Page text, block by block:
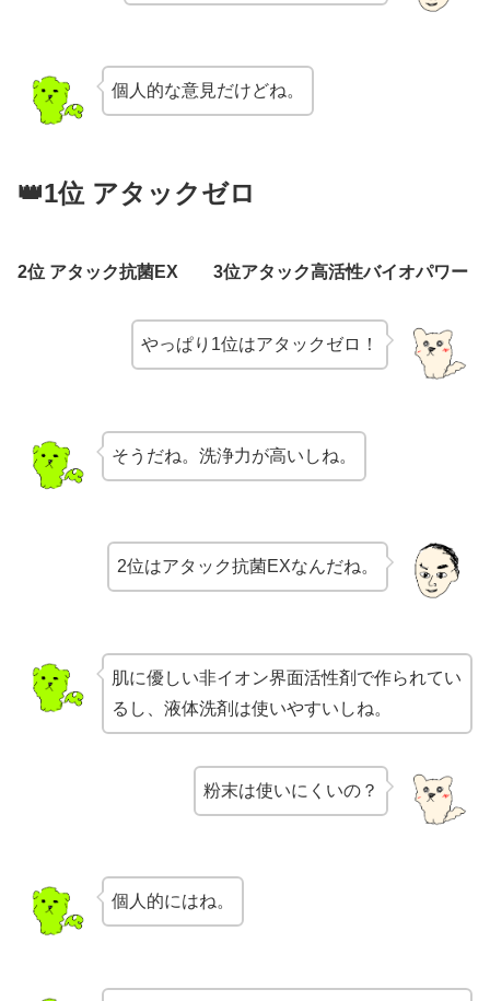
個人的な意見だけどね。
👑1位 アタックゼロ
2位 アタック抗菌EX 3位アタック高活性バイオパワー
やっぱり1位はアタックゼロ！
そうだね。洗浄力が高いしね。
2位はアタック抗菌EXなんだね。
肌に優しい非イオン界面活性剤で作られてい
るし、液体洗剤は使いやすいしね。
粉末は使いにくいの？
個人的にはね。